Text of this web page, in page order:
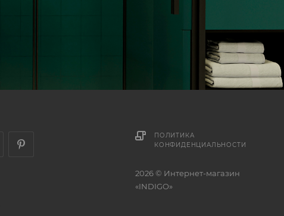
ПОЛИТИКА
КОНФИДЕНЦИАЛЬНОСТИ
2026 © Интернет-магазин
«INDIGO»